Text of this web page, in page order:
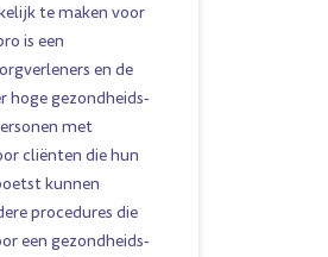
te maken voor
is een
en de
hoge gezondheids-
met
cliënten die hun
kunnen
procedures die
een gezondheids-